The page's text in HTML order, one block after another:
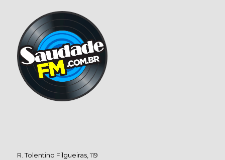
R. Tolentino Filgueiras, 119